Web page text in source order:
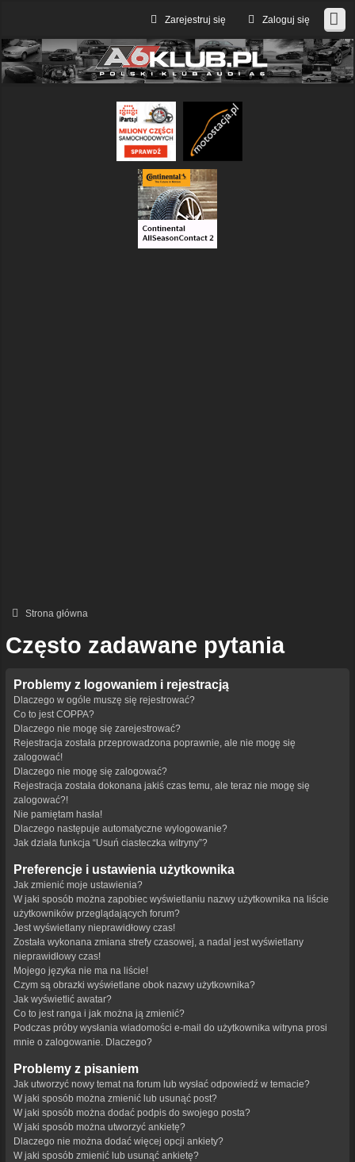
Zaloguj się
Zarejestruj się
Strona główna
Często zadawane pytania
Problemy z logowaniem i rejestracją
Dlaczego w ogóle muszę się rejestrować?
Co to jest COPPA?
Dlaczego nie mogę się zarejestrować?
Rejestracja została przeprowadzona poprawnie, ale nie mogę się
zalogować!
Dlaczego nie mogę się zalogować?
Rejestracja została dokonana jakiś czas temu, ale teraz nie mogę się
zalogować?!
Nie pamiętam hasła!
Dlaczego następuje automatyczne wylogowanie?
Jak działa funkcja “Usuń ciasteczka witryny”?
Preferencje i ustawienia użytkownika
Jak zmienić moje ustawienia?
W jaki sposób można zapobiec wyświetlaniu nazwy użytkownika na liście
użytkowników przeglądających forum?
Jest wyświetlany nieprawidłowy czas!
Została wykonana zmiana strefy czasowej, a nadal jest wyświetlany
nieprawidłowy czas!
Mojego języka nie ma na liście!
Czym są obrazki wyświetlane obok nazwy użytkownika?
Jak wyświetlić awatar?
Co to jest ranga i jak można ją zmienić?
Podczas próby wysłania wiadomości e-mail do użytkownika witryna prosi
mnie o zalogowanie. Dlaczego?
Problemy z pisaniem
Jak utworzyć nowy temat na forum lub wysłać odpowiedź w temacie?
W jaki sposób można zmienić lub usunąć post?
W jaki sposób można dodać podpis do swojego posta?
W jaki sposób można utworzyć ankietę?
Dlaczego nie można dodać więcej opcji ankiety?
W jaki sposób zmienić lub usunąć ankietę?